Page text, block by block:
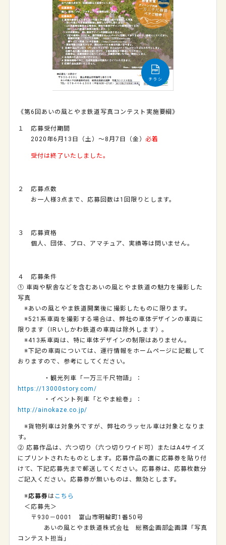
チラシ
《第6回あいの風とやま鉄道写真コンテスト実施要綱》
１ 応募受付期間
2020年6月13日（土）～8月7日（金）必着
受付は終了いたしました。
２ 応募点数
お一人様3点まで、応募回数は1回限りとします。
３ 応募資格
個人、団体、プロ、アマチュア、実績等は問いません。
４ 応募条件
① 車両や駅舎などを含むあいの風とやま鉄道の魅力を撮影した
写真
※あいの風とやま鉄道開業後に撮影したものに限ります。
※521系車両を撮影する場合は、弊社の車体デザインの車両に
限ります（IRいしかわ鉄道の車両は除外します）。
※413系車両は、特に車体デザインの制限はありません。
※下記の車両については、運行情報をホームページに記載して
おりますので、参考にしてください。
・観光列車「一万三千尺物語」：
https://13000story.com/
・イベント列車「とやま絵巻」：
http://ainokaze.co.jp/
※貨物列車は対象外ですが、弊社のラッセル車は対象となりま
す。
② 応募作品は、六つ切り（六つ切りワイド可）またはA4サイズ
にプリントされたものとします。応募作品の裏に応募券を貼り付
けて、下記応募先まで郵送してください。応募券は、応募枚数分
ご記入ください。応募券が無いものは、無効とします。
※応募券 は こちら
＜応募先＞
〒930－0001 富山市明輪町1番50号
あいの風とやま鉄道株式会社 総務企画部企画課「写真
コンテスト担当」